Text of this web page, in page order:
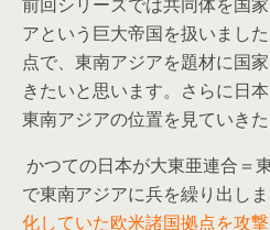
アという巨大帝国を扱いまし
点で、東南アジアを題材に国
きたいと思います。さらに日
東南アジアの位置を見ていきた
かつての日本が大東亜連合＝
で東南アジアに兵を繰り出しま
化していた欧米諸国拠点を攻